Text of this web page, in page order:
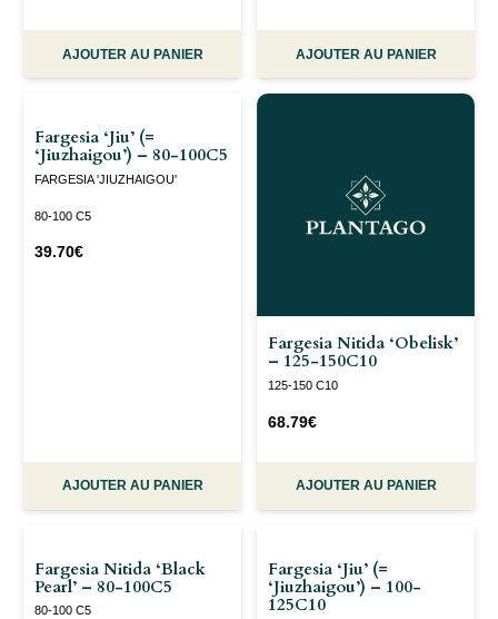
AJOUTER AU PANIER AJOUTER AU PANIER
Fargesia ‘Jiu’ (=
‘jiuzhaigou’) – 80-100C5
FARGESIA 'JIUZHAIGOU'
80-100 C5
39.70€
AJOUTER AU PANIER
Fargesia Nitida ‘Obelisk’
– 125-150C10
125-150 C10
68.79€
AJOUTER AU PANIER
Fargesia Nitida ‘Black
Pearl’ – 80-100C5
80-100 C5
Fargesia ‘Jiu’ (=
‘jiuzhaigou’) – 100-
125C10